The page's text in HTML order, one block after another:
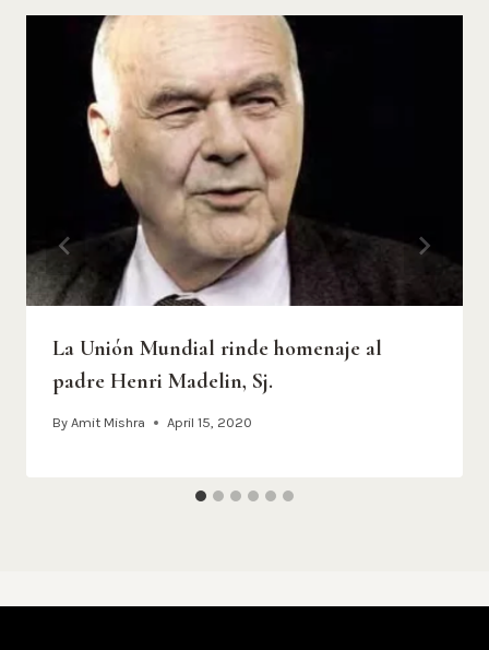
La Unión Mundial rinde homenaje al
padre Henri Madelin, Sj.
By Amit Mishra April 15, 2020